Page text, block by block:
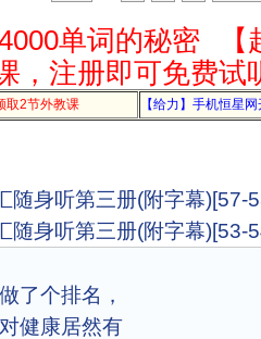
单词的秘密
，注册即可免费试
取2节外教课 【给力】手机恒星
随身听第三册(附字幕)[57-
随身听第三册(附字幕)[53-
了个排名，
健康居然有